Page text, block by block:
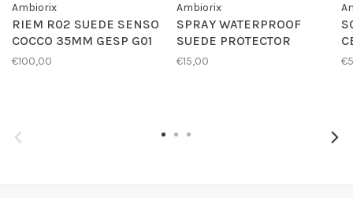
Ambiorix
RIEM R02 SUEDE SENSO
COCCO 35MM GESP G01
€100,00
Ambiorix
SPRAY WATERPROOF
SUEDE PROTECTOR
€15,00